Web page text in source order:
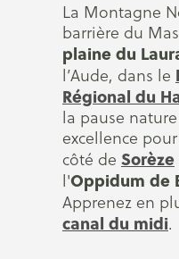
La Montagne
barrière du
plaine du
l’Aude, dans le
Régional du
la pause
excellence
côté de Sorèze
l'Oppidum de
Apprenez en
canal du midi.